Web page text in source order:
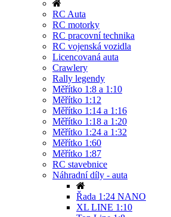
RC Auta
RC motorky
RC pracovní technika
RC vojenská vozidla
Licencovaná auta
Crawlery
Rally legendy
Měřítko 1:8 a 1:10
Měřítko 1:12
Měřítko 1:14 a 1:16
Měřítko 1:18 a 1:20
Měřítko 1:24 a 1:32
Měřítko 1:60
Měřítko 1:87
RC stavebnice
Náhradní díly - auta
Řada 1:24 NANO
XL LINE 1:10